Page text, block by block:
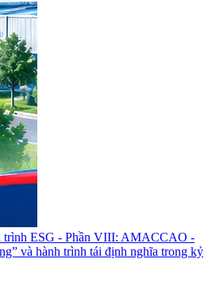
trình ESG - Phần VIII: AMACCAO -
và hành trình tái định nghĩa trong kỷ